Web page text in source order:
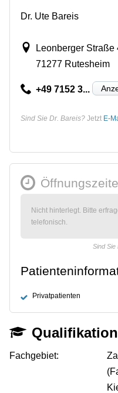
Dr. Ute Bareis
Leonberger Straße
71277 Rutesheim
+49 7152 3...
Sind Sie Dr. Bareis? Jetzt E-
Nicht hinterlegt. Bitte
telefonisch.
Sind Sie
Privatpatienten
Qualifikation
Fachgebiet: